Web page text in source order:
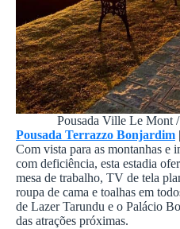
Pousada Ville Le Mont
Pousada Terrazzo Bonjardim
Com vista para as montanhas e
com deficiência, esta estadia
mesa de trabalho, TV de tela
roupa de cama e toalhas em
de Lazer Tarundu e o Palácio
das atrações próximas.